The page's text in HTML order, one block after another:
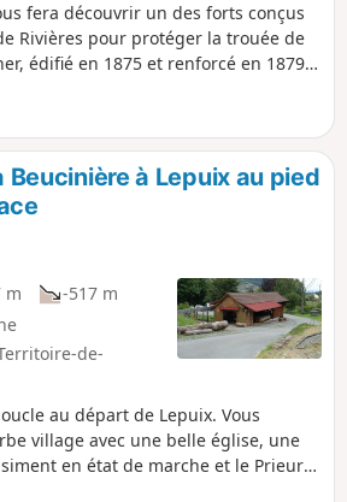
fera découvrir un des forts conçus
Rivières pour protéger la trouée de
édifié en 1875 et renforcé en 1879.
Beucinière à Lepuix au pied
m
-517 m
de-
au départ de Lepuix. Vous
village avec une belle église, une
en état de marche et le Prieuré